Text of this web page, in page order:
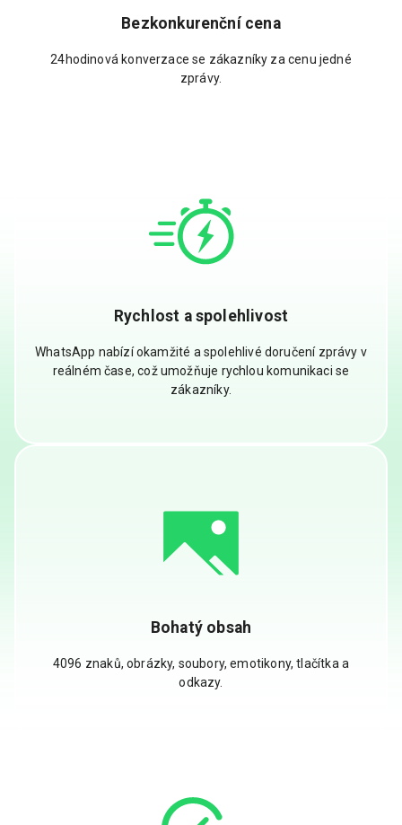
Bezkonkurenční cena
24hodinová konverzace se zákazníky za cenu jedné
zprávy.
Rychlost a spolehlivost
WhatsApp nabízí okamžité a spolehlivé doručení zprávy v
reálném čase, což umožňuje rychlou komunikaci se
zákazníky.
Bohatý obsah
4096 znaků, obrázky, soubory, emotikony, tlačítka a
odkazy.